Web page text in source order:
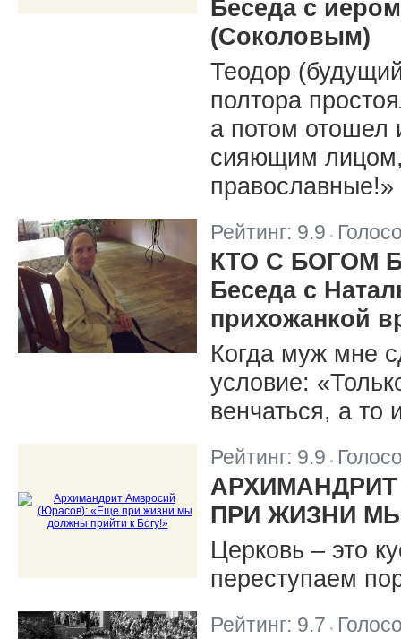
Беседа с
(Соколовым)
Теодор
полтора
а потом отошел
сияющим
православные!»
Рейтинг: 9.9 |
КТО С БОГОМ
Беседа с
прихожанкой
Когда муж мне
условие:
венчаться, а то
Рейтинг: 9.9
ПРИ ЖИЗНИ
Церковь – это
переступаем
Рейтинг: 9.7